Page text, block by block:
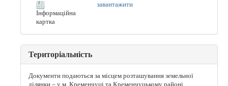
Інформаційна
картка
завантажити
Територіальність
Документи подаються за місцем розташування земельної
ділянки – у м. Кременчуці та Кременчуцькому районі